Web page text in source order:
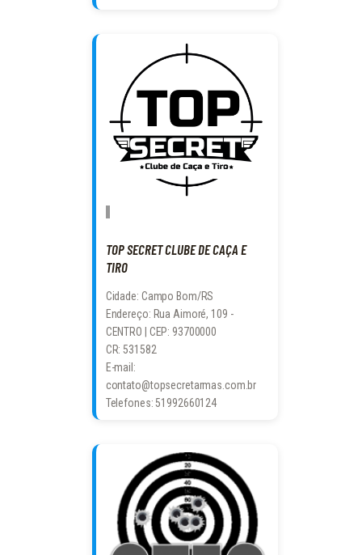
TOP SECRET CLUBE DE CAÇA E
TIRO
Cidade: Campo Bom/RS
Endereço: Rua Aimoré, 109 -
CENTRO | CEP: 93700000
CR: 531582
E-mail:
contato@topsecretarmas.com.br
Telefones: 51992660124